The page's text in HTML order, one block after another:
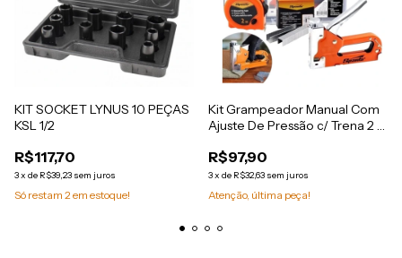
KIT SOCKET LYNUS 10 PEÇAS
KSL 1/2
R$117,70
3x de R$39,23 sem juros
Só restam 2em estoque!
Kit Grampeador Manual Com
Ajuste De Pressão c/ Trena 2 M
53 Sparta
R$97,90
3x de R$32,63 sem juros
Atenção, última peça!